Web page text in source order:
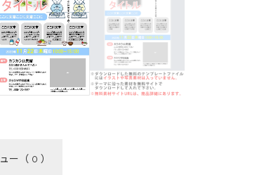
ー （ 0 ）